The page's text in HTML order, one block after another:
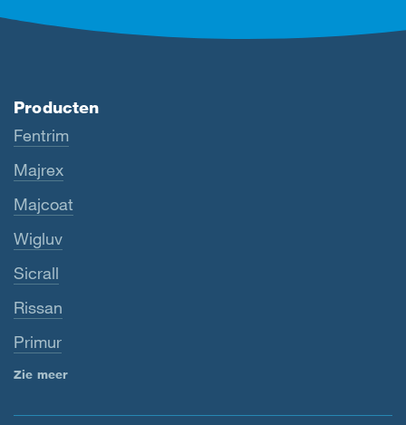
Producten
Fentrim
Majrex
Majcoat
Wigluv
Sicrall
Rissan
Primur
Zie meer